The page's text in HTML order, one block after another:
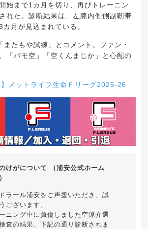
始まで1カ月を切り、再びトレーニン
れた。診断結果は、左膝内側側副靭帯
月が見込まれている。
またもや試練」とコメント。ファン・
「バモ空」「空くんまじか」と心配の
】メットライフ生命Ｆリーグ2025-26
けがについて （浦安公式ホーム
ラール浦安をご声援いただき、誠
ございます。
ニング中に負傷しました空涼介選
査の結果、下記の通り診断されま